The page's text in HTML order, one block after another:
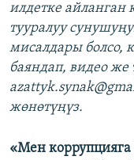
илдетке
тууралуу
мисалдары болсо,
баяндап, видео же
жөнөтүңүз.
«Мен